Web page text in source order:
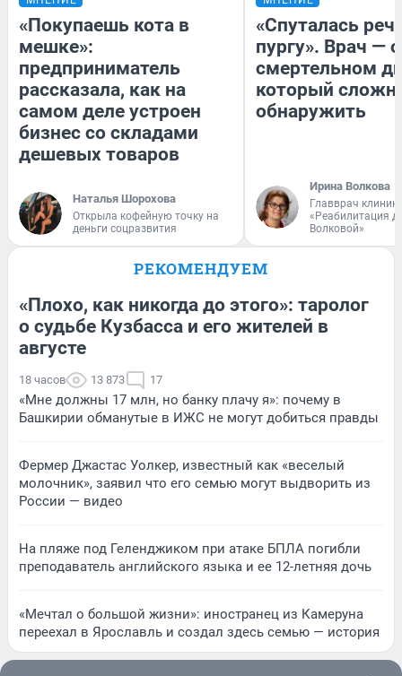
«Покупаешь кота в
мешке»:
предприниматель
рассказала, как на
самом деле устроен
бизнес со складами
дешевых товаров
Наталья Шорохова
Открыла кофейную точку на
деньги соцразвития
«Спуталась
пургу». Врач — о
смертельном
который
обнаружить
Ирина Волкова
Главврач
«Реабилитация
Волковой»
РЕКОМЕНДУЕМ
«Плохо, как никогда до этого»: таролог
о судьбе Кузбасса и его жителей в
августе
18 часов 13 873 17
«Мне должны 17 млн, но банку плачу я»: почему в
Башкирии обманутые в ИЖС не могут добиться правды
Фермер Джастас Уолкер, известный как «веселый
молочник», заявил что его семью могут выдворить из
России — видео
На пляже под Геленджиком при атаке БПЛА погибли
преподаватель английского языка и ее 12-летняя дочь
«Мечтал о большой жизни»: иностранец из Камеруна
переехал в Ярославль и создал здесь семью — история